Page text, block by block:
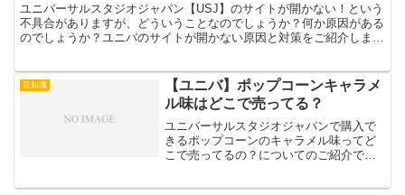
ユニバーサルスタジオジャパン【USJ】のサイトが開かない！という
不具合がありますが、どういうことなのでしょうか？何か原因がある
のでしょうか？ユニバのサイトが開かない原因と対策をご紹介しま
豆知識
【ユニバ】ポップコーンキャラメ
ル味はどこで売ってる？
ユニバーサルスタジオジャパンで購入で
きるポップコーンのキャラメル味ってど
こで売ってるの？についてのご紹介で